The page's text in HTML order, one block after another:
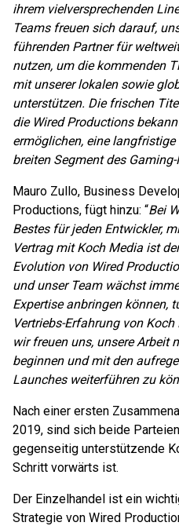
ihrem vielversprechenden
Teams freuen sich darauf,
führenden Partner für
nutzen, um die kommenden
mit unserer lokalen sowie
unterstützen. Die frischen
die Wired Productions
ermöglichen, eine
breiten Segment des
Mauro Zullo, Business
Productions, fügt hinzu: “Bei
Bestes für jeden Entwickler,
Vertrag mit Koch Media ist
Evolution von Wired
und unser Team wächst
Expertise anbringen können,
Vertriebs-Erfahrung von
wir freuen uns, unsere Arbeit
beginnen und mit den
Launches weiterführen zu
Nach einer ersten
2019, sind sich beide
gegenseitig unterstützende
Schritt vorwärts ist.
Der Einzelhandel ist ein
Strategie von Wired